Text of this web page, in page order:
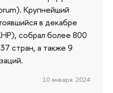
Крупнейший
в декабре
собрал более 800
стран, а также 9
10 января 2024